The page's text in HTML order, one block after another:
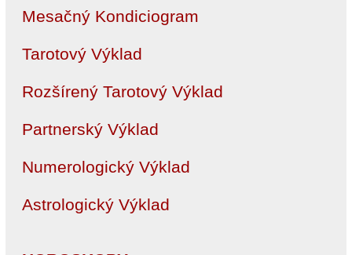
Mesačný Kondiciogram
Tarotový Výklad
Rozšírený Tarotový Výklad
Partnerský Výklad
Numerologický Výklad
Astrologický Výklad